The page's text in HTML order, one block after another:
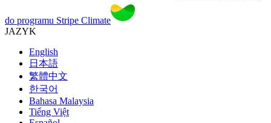
do programu Stripe Climate
JAZYK
English
日本語
繁體中文
한국어
Bahasa Malaysia
Tiếng Việt